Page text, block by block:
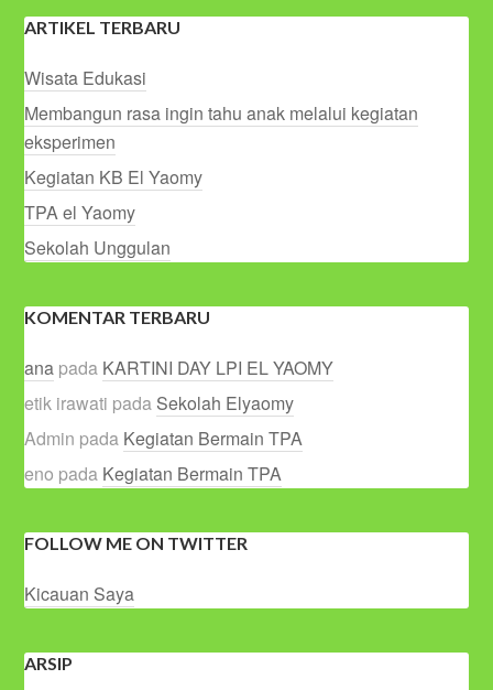
ARTIKEL TERBARU
Wisata Edukasi
Membangun rasa ingin tahu anak melalui kegiatan
eksperimen
Kegiatan KB El Yaomy
TPA el Yaomy
Sekolah Unggulan
KOMENTAR TERBARU
ana pada KARTINI DAY LPI EL YAOMY
etik irawati pada Sekolah Elyaomy
Admin pada Kegiatan Bermain TPA
eno pada Kegiatan Bermain TPA
FOLLOW ME ON TWITTER
Kicauan Saya
ARSIP